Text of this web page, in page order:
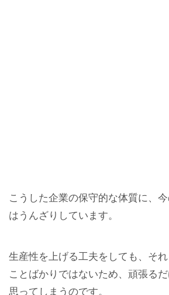
こうした企業の保守的な体質に、
はうんざりしています。
生産性を上げる工夫をしても、そ
ことばかりではないため、頑張る
思ってしまうのです。